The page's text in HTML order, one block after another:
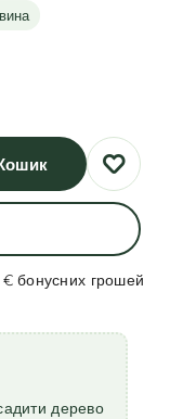
€бонусних грошей
дерево